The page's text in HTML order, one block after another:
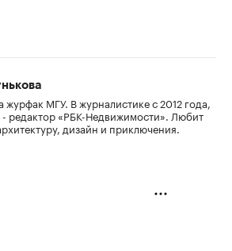
журфак МГУ. В журналистике с 2012 года,
- редактор «РБК-Недвижимости». Любит
дизайн и приключения.